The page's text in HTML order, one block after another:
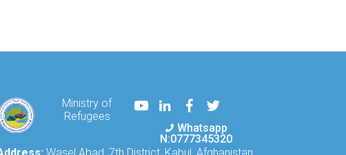
Ministry of
Refugees
YoutubeLinkedInFacebook
Twitter
Whatsapp
N:0777345320